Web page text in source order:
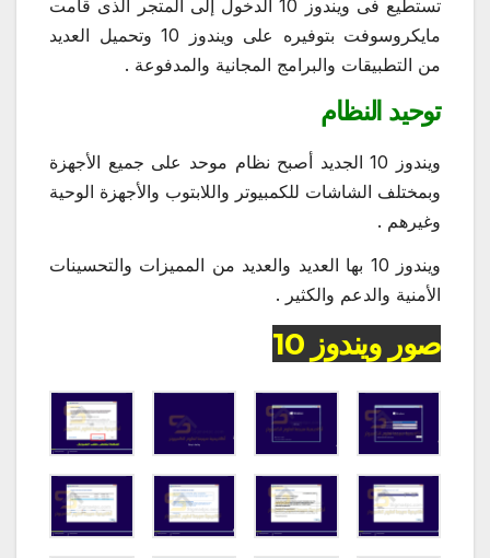
تستطيع فى ويندوز 10 الدخول إلى المتجر الذى قامت
مايكروسوفت بتوفيره على ويندوز 10 وتحميل العديد
من التطبيقات والبرامج المجانية والمدفوعة .
توحيد النظام
ويندوز 10 الجديد أصبح نظام موحد على جميع الأجهزة
وبمختلف الشاشات للكمبيوتر واللابتوب والأجهزة الوحية
وغيرهم .
ويندوز 10 بها العديد والعديد من المميزات والتحسينات
الأمنية والدعم والكثير .
صور ويندوز 10